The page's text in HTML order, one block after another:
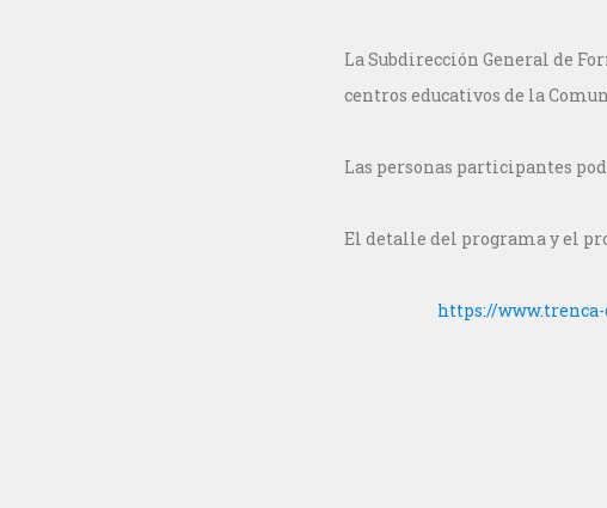
La Subdirección General de
centros educativos de la
Las personas participantes
El detalle del programa y el
https://